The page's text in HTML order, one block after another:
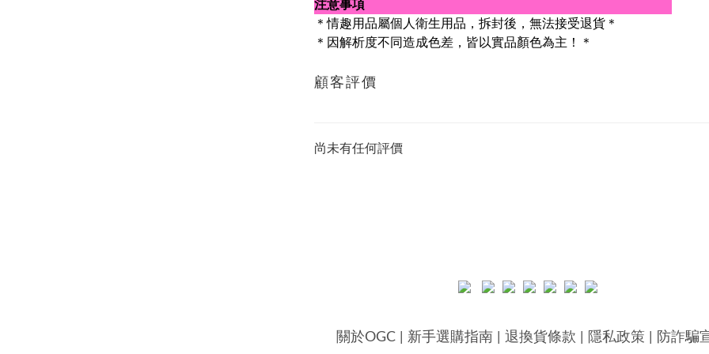
注意事項
＊情趣用品屬個人衛生用品，拆封後，無法接受退貨＊
＊因解析度不同造成色差，皆以實品顏色為主！＊
顧客評價
尚未有任何評價
關於OGC| 新手選購指南| 退換貨條款 隱私政策 防詐騙